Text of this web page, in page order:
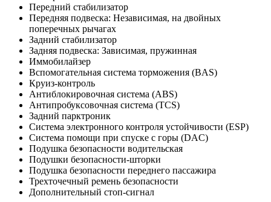
Передний стабилизатор
Передняя подвеска: Независимая, на двойных
поперечных рычагах
Задний стабилизатор
Задняя подвеска: Зависимая, пружинная
Иммобилайзер
Вспомогательная система торможения (BAS)
Круиз-контроль
Антиблокировочная система (ABS)
Антипробуксовочная система (TCS)
Задний парктроник
Система электронного контроля устойчивости (ESP)
Система помощи при спуске с горы (DAC)
Подушка безопасности водительская
Подушки безопасности-шторки
Подушка безопасности переднего пассажира
Трехточечный ремень безопасности
Дополнительный стоп-сигнал